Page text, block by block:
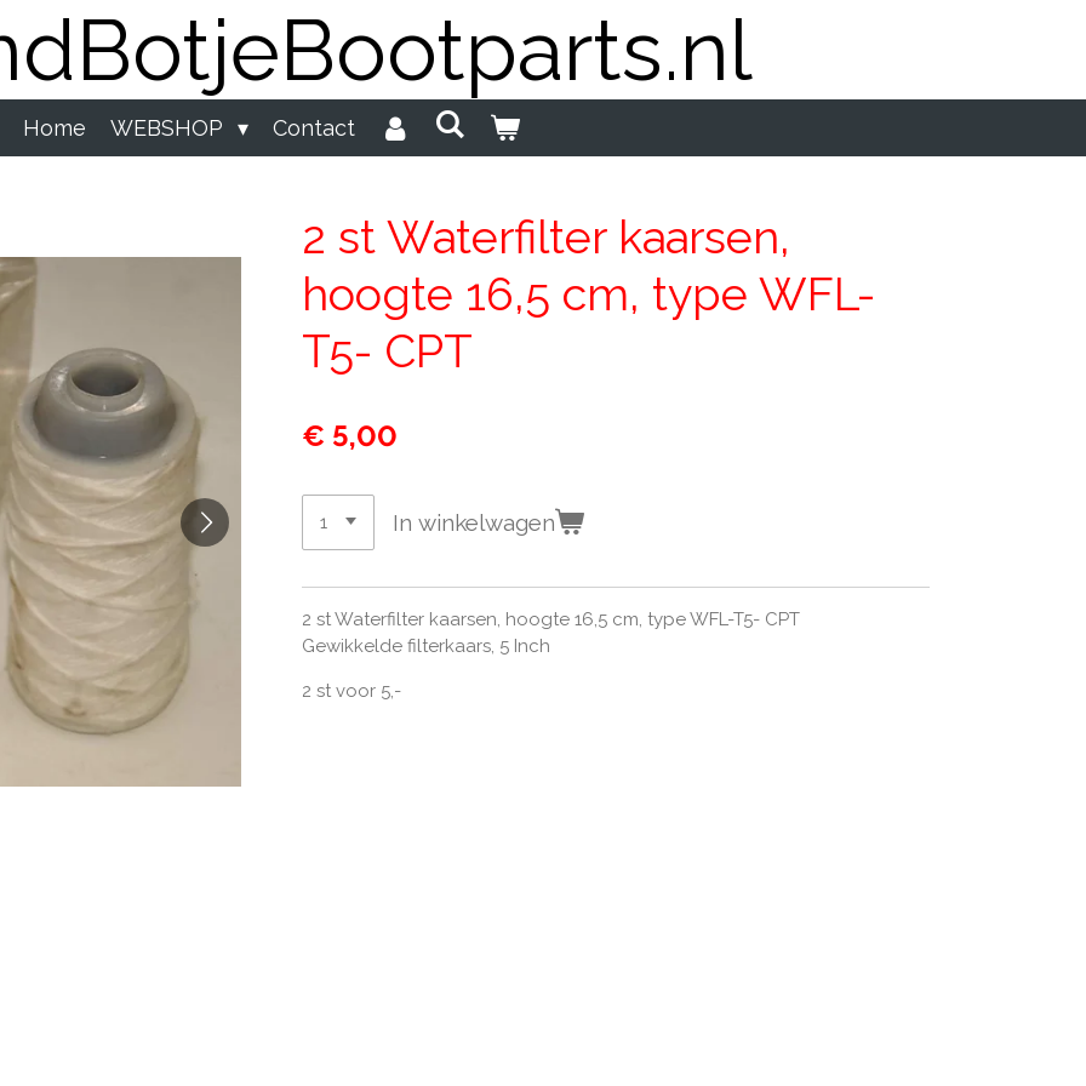
Home WEBSHOP Contact
2 st Waterfilter kaarsen,
hoogte 16,5 cm, type WFL-
T5- CPT
€ 5,00
In winkelwagen
2 st Waterfilter kaarsen, hoogte 16,5 cm, type WFL-T5- CPT
Gewikkelde filterkaars, 5 Inch
2 st voor 5,-